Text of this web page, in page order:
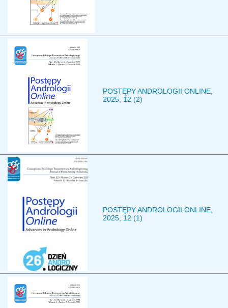
POSTĘPY ANDROLOGII ONLINE,
2025, 12 (2)
POSTĘPY ANDROLOGII ONLINE,
2025, 12 (1)